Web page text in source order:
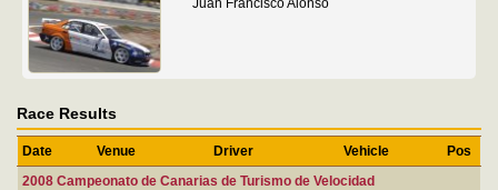
Juan Francisco Alonso
Race Results
Date Venue Driver Vehicle
Pos
2008 Campeonato de Canarias de Turismo de Velocidad